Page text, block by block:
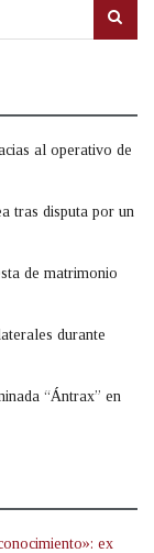
al operativo de
tras disputa por un
de matrimonio
durante
“Ántrax” en
ex